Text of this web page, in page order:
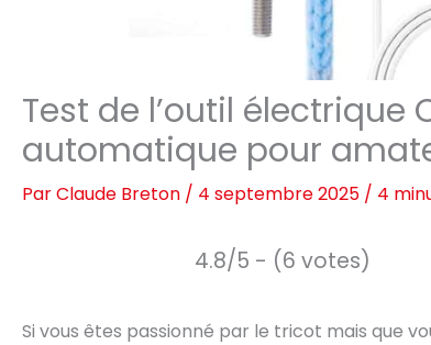
Test de l’outil
automatique pour
ParClaude Breton / 4 septembre 2025 / 4
4.8/5 - (6 votes)
Si vous êtes passionné par le tricot mais que